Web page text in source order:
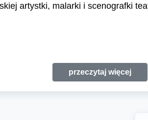
artystki, malarki i scenografki
przeczytaj więcej